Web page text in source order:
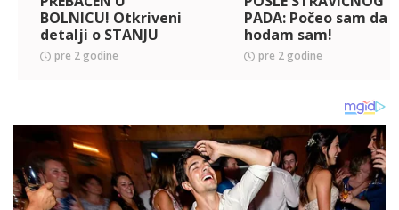
BOLNICU! Otkriveni
detalji o STANJU
BIVŠEG GOLMANA
Zvezd
pre 2 godine
PADA: Počeo sam da
hodam sam!
pre 2 godine